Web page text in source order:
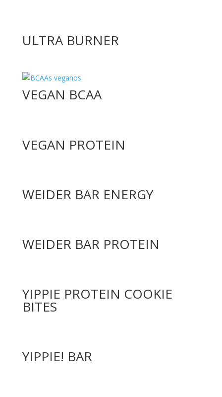
ULTRA BURNER
VEGAN BCAA
VEGAN PROTEIN
WEIDER BAR ENERGY
WEIDER BAR PROTEIN
YIPPIE PROTEIN COOKIE
BITES
YIPPIE! BAR